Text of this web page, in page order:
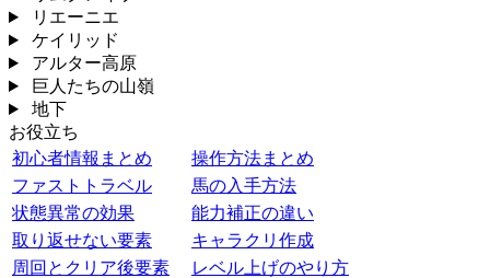
リエーニエ
ケイリッド
アルター高原
巨人たちの山嶺
地下
お役立ち
初心者情報まとめ
操作方法まとめ
ファストトラベル
馬の入手方法
状態異常の効果
能力補正の違い
取り返せない要素
キャラクリ作成
周回とクリア後要素
レベル上げのやり方